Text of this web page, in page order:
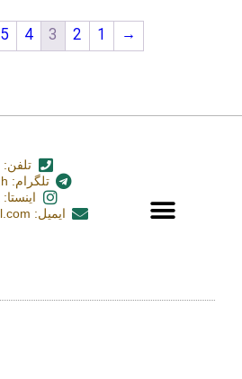
→
1
2
3
4
5
تلفن: 02537842575
تلگرام: nashr_alsadegh@
اینستا: alsadegh.book
ایمیل: alsadegh110@gmail.com